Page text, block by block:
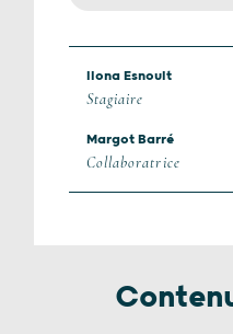
Ilona Esnoult
Stagiaire
Margot Barré
Collaboratrice